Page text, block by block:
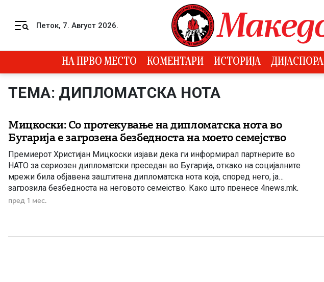
Петок, 7. Август 2026.
НА ПРВО МЕСТО КОМЕНТАРИ ИСТОРИЈА ДИЈАСПОРА
ТЕМА: ДИПЛОМАТСКА НОТА
Мицкоски: Со протекување на дипломатска нота во
Бугарија е загрозена безбедноста на моето семејство
Премиерот Христијан Мицкоски изјави дека ги информирал партнерите во
НАТО за сериозен дипломатски преседан во Бугарија, откако на социјалните
мрежи била објавена заштитена дипломатска нота која, според него, ја
загрозила безбедноста на неговото семејство. Како што пренесе 4news.mk,
станува збор за официјален документ што македонската амбасада во Софија
пред 1 мес.